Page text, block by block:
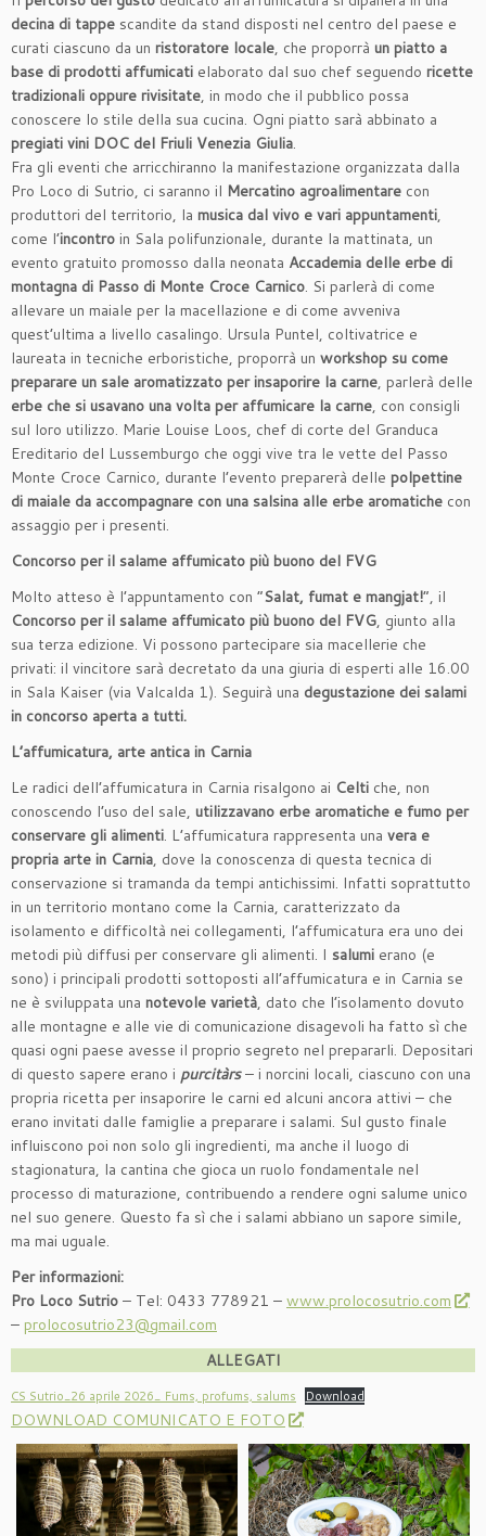
decina di tappe scandite da stand disposti nel centro del paese e
curati ciascuno da un ristoratore locale, che proporrà un piatto a
base di prodotti affumicati elaborato dal suo chef seguendo ricette
tradizionali oppure rivisitate, in modo che il pubblico possa
conoscere lo stile della sua cucina. Ogni piatto sarà abbinato a
pregiati vini DOC del Friuli Venezia Giulia.
Fra gli eventi che arricchiranno la manifestazione organizzata dalla
Pro Loco di Sutrio, ci saranno il Mercatino agroalimentare con
produttori del territorio, la musica dal vivo e vari appuntamenti,
come l’incontro in Sala polifunzionale, durante la mattinata, un
evento gratuito promosso dalla neonata Accademia delle erbe di
montagna di Passo di Monte Croce Carnico. Si parlerà di come
allevare un maiale per la macellazione e di come avveniva
quest’ultima a livello casalingo. Ursula Puntel, coltivatrice e
laureata in tecniche erboristiche, proporrà un workshop su come
preparare un sale aromatizzato per insaporire la carne, parlerà delle
erbe che si usavano una volta per affumicare la carne, con consigli
sul loro utilizzo. Marie Louise Loos, chef di corte del Granduca
Ereditario del Lussemburgo che oggi vive tra le vette del Passo
Monte Croce Carnico, durante l’evento preparerà delle polpettine
di maiale da accompagnare con una salsina alle erbe aromatiche con
assaggio per i presenti.
Concorso per il salame affumicato più buono del FVG
Molto atteso è l’appuntamento con “Salat, fumat e mangjat!“, il
Concorso per il salame affumicato più buono del FVG, giunto alla
sua terza edizione. Vi possono partecipare sia macellerie che
privati: il vincitore sarà decretato da una giuria di esperti alle 16.00
in Sala Kaiser (via Valcalda 1). Seguirà una degustazione dei salami
in concorso aperta a tutti.
L’affumicatura, arte antica in Carnia
Le radici dell’affumicatura in Carnia risalgono ai Celti che, non
conoscendo l’uso del sale, utilizzavano erbe aromatiche e fumo per
conservare gli alimenti. L’affumicatura rappresenta una vera e
propria arte in Carnia, dove la conoscenza di questa tecnica di
conservazione si tramanda da tempi antichissimi. Infatti soprattutto
in un territorio montano come la Carnia, caratterizzato da
isolamento e difficoltà nei collegamenti, l’affumicatura era uno dei
metodi più diffusi per conservare gli alimenti. I salumi erano (e
sono) i principali prodotti sottoposti all’affumicatura e in Carnia se
ne è sviluppata una notevole varietà, dato che l’isolamento dovuto
alle montagne e alle vie di comunicazione disagevoli ha fatto sì che
quasi ogni paese avesse il proprio segreto nel prepararli. Depositari
di questo sapere erano i purcitàrs– i norcini locali, ciascuno con una
propria ricetta per insaporire le carni ed alcuni ancora attivi – che
erano invitati dalle famiglie a preparare i salami. Sul gusto finale
influiscono poi non solo gli ingredienti, ma anche il luogo di
stagionatura, la cantina che gioca un ruolo fondamentale nel
processo di maturazione, contribuendo a rendere ogni salume unico
nel suo genere. Questo fa sì che i salami abbiano un sapore simile,
ma mai uguale.
Per informazioni:
Pro Loco Sutrio – Tel: 0433 778921 – www.prolocosutrio.com
– prolocosutrio23@gmail.com
ALLEGATI
CS Sutrio_26 aprile 2026_ Fums, profums, salums Download
DOWNLOAD COMUNICATO E FOTO